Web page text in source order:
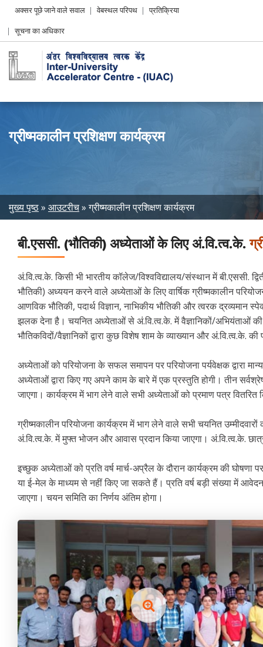
Header
menu
अक्सर पूछे जाने वाले सवाल वेबस्थल परिपथ
प्रतिक्रिया
सूचना का अधिकार
ग्रीष्मकालीन प्रशिक्षण कार्यक्रम
Breadcrumb
मुख्य पृष्ठ आउटरीच ग्रीष्मकालीन प्रशिक्षण कार्यक्रम
बी.एससी. (भौतिकी) अध्येताओं के लिए अं.वि.त्व.के.
अं.वि.त्व.के. किसी भी भारतीय कॉलेज/विश्वविद्यालय/संस्थान में बी.एससी.
भौतिकी) अध्ययन करने वाले अध्येताओं के लिए वार्षिक ग्रीष्मकालीन
आणविक भौतिकी, पदार्थ विज्ञान, नाभिकीय भौतिकी और त्वरक द्रव्यमान
झलक देना है। चयनित अध्येताओं से अं.वि.त्व.के. में वैज्ञानिकों/अभियंताओं
भौतिकविदों/वैज्ञानिकों द्वारा कुछ विशेष शाम के व्याख्यान और अं.वि.त्व.के.
अध्येताओं को परियोजना के सफल समापन पर परियोजना पर्यवेक्षक द्वारा
अध्येताओं द्वारा किए गए अपने काम के बारे में एक प्रस्तुति होगी। तीन
जाएगा। कार्यक्रम में भाग लेने वाले सभी अध्येताओं को प्रमाण पत्र वितरित
ग्रीष्मकालीन परियोजना कार्यक्रम में भाग लेने वाले सभी चयनित
अं.वि.त्व.के. में मुफ्त भोजन और आवास प्रदान किया जाएगा। अं.वि.त्व.के.
इच्छुक अध्येताओं को प्रति वर्ष मार्च-अप्रैल के दौरान कार्यक्रम की
या ई-मेल के माध्यम से नहीं किए जा सकते हैं। प्रति वर्ष बड़ी संख्या में
जाएगा। चयन समिति का निर्णय अंतिम होगा।